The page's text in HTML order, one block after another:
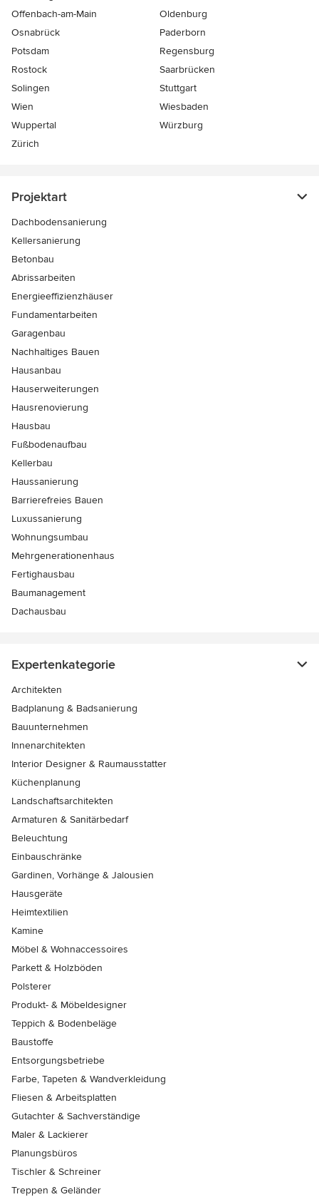
Offenbach-am-Main
Oldenburg
Osnabrück
Paderborn
Potsdam
Regensburg
Rostock
Saarbrücken
Solingen
Stuttgart
Wien
Wiesbaden
Wuppertal
Würzburg
Zürich
Projektart
Dachbodensanierung
Kellersanierung
Betonbau
Abrissarbeiten
Energieeffizienzhäuser
Fundamentarbeiten
Garagenbau
Nachhaltiges Bauen
Hausanbau
Hauserweiterungen
Hausrenovierung
Hausbau
Fußbodenaufbau
Kellerbau
Haussanierung
Barrierefreies Bauen
Luxussanierung
Wohnungsumbau
Mehrgenerationenhaus
Fertighausbau
Baumanagement
Dachausbau
Expertenkategorie
Architekten
Badplanung & Badsanierung
Bauunternehmen
Innenarchitekten
Interior Designer & Raumausstatter
Küchenplanung
Landschaftsarchitekten
Armaturen & Sanitärbedarf
Beleuchtung
Einbauschränke
Gardinen, Vorhänge & Jalousien
Hausgeräte
Heimtextilien
Kamine
Möbel & Wohnaccessoires
Parkett & Holzböden
Polsterer
Produkt- & Möbeldesigner
Teppich & Bodenbeläge
Baustoffe
Entsorgungsbetriebe
Farbe, Tapeten & Wandverkleidung
Fliesen & Arbeitsplatten
Gutachter & Sachverständige
Maler & Lackierer
Planungsbüros
Tischler & Schreiner
Treppen & Geländer